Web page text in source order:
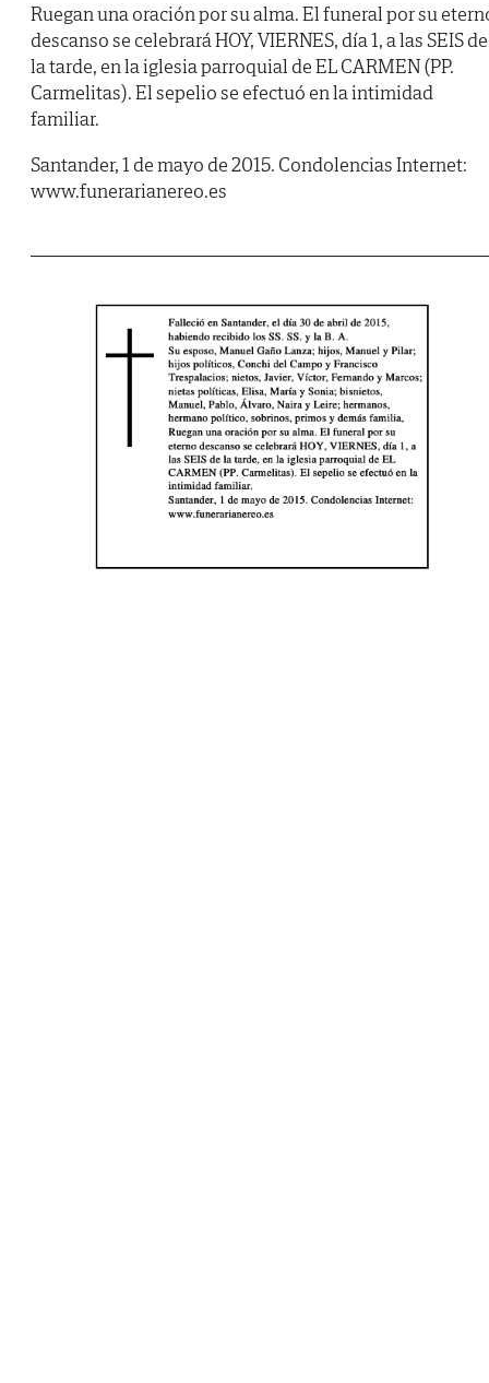
Ruegan una oración por su alma. El funeral por su
descanso se celebrará HOY, VIERNES, día 1, a las SEIS de
la tarde, en la iglesia parroquial de EL CARMEN (PP.
Carmelitas). El sepelio se efectuó en la intimidad
familiar.
Santander, 1 de mayo de 2015. Condolencias Internet:
www.funerarianereo.es